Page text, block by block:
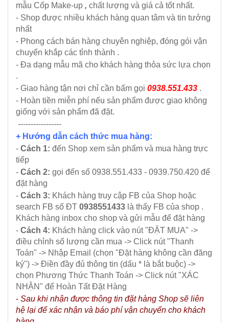
mẫu Cốp Make-up , chất lượng và giá cả tốt nhất.
- Shop được nhiều khách hàng quan tâm và tin tưởng
nhất
- Phong cách bán hàng chuyên nghiệp, đóng gói vận
chuyển khắp các tỉnh thành .
- Đa dạng mẫu mã cho khách hàng thỏa sức lựa chọn
.
- Giao hàng tận nơi chỉ cần bấm gọi 0938.551.433 .
- Hoàn tiền miễn phí nếu sản phẩm được giao không
giống với sản phẩm đã đặt.
-----------------
+ Hướng dẫn cách thức mua hàng:
- Cách 1: đến Shop xem sản phẩm và mua hàng trực
tiếp
- Cách 2: gọi đến số 0938.551.433 - 0939.750.420 để
đặt hàng
- Cách 3: Khách hàng truy cập FB của Shop hoặc
search FB số ĐT 0938551433 là thấy FB của shop .
Khách hàng inbox cho shop và gửi mẫu để đặt hàng
- Cách 4: Khách hàng click vào nút "ĐẶT MUA" ->
điều chỉnh số lượng cần mua -> Click nút "Thanh
Toán" -> Nhập Email (chọn "Đặt hàng không cần đăng
ký") -> Điền đầy đủ thông tin (dấu * là bắt buộc) ->
chọn Phương Thức Thanh Toán -> Click nút "XÁC
NHẬN" để Hoàn Tất Đặt Hàng
- Sau khi nhận được thông tin đặt hàng Shop sẽ liên
hệ lại để xác nhận và báo phí vận chuyển cho khách